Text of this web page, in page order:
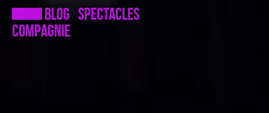
Blog Spectacles
Compagnie